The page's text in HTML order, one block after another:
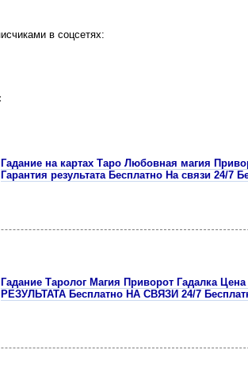
в соцсетях:
Гадание на картах Таро Любовная магия
Гарантия результата Бесплатно На связи 24/7
Гадание Таролог Магия Приворот Гадалка
РЕЗУЛЬТАТА Бесплатно НА СВЯЗИ 24/7